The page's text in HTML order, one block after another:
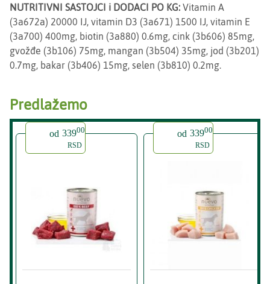
NUTRITIVNI SASTOJCI i DODACI PO KG: Vitamin A
(3a672a) 20000 IJ, vitamin D3 (3a671) 1500 IJ, vitamin E
(3a700) 400mg, biotin (3a880) 0.6mg, cink (3b606) 85mg,
gvožđe (3b106) 75mg, mangan (3b504) 35mg, jod (3b201)
0.7mg, bakar (3b406) 15mg, selen (3b810) 0.2mg.
Predlažemo
od 33900
RSD
od 33900
RSD